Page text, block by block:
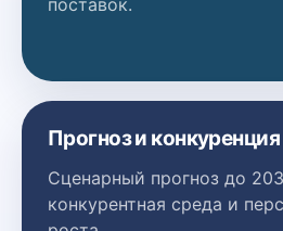
поставок.
Прогноз и конкуренция
Сценарный прогноз до
конкурентная среда и